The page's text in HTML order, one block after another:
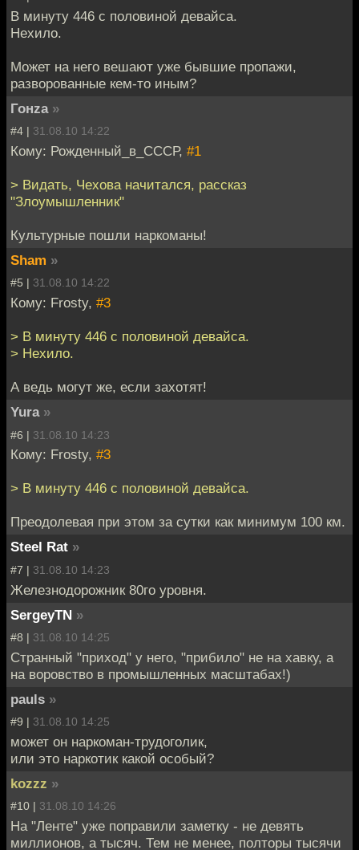
В минуту 446 с половиной девайса.
Нехило.
Может на него вешают уже бывшие пропажи,
разворованные кем-то иным?
Гонzа »
#4 | 31.08.10 14:22
Кому: Рожденный_в_СССР, #1
> Видать, Чехова начитался, рассказ
"Злоумышленник"
Культурные пошли наркоманы!
Sham »
#5 | 31.08.10 14:22
Кому: Frosty, #3
> В минуту 446 с половиной девайса.
> Нехило.
А ведь могут же, если захотят!
Yura »
#6 | 31.08.10 14:23
Кому: Frosty, #3
> В минуту 446 с половиной девайса.
Преодолевая при этом за сутки как минимум 100 км.
Steel Rat »
#7 | 31.08.10 14:23
Железнодорожник 80го уровня.
SergeyTN »
#8 | 31.08.10 14:25
Странный "приход" у него, "прибило" не на хавку, а
на воровство в промышленных масштабах!)
pauls »
#9 | 31.08.10 14:25
может он наркоман-трудоголик,
или это наркотик какой особый?
kozzz »
#10 | 31.08.10 14:26
На "Ленте" уже поправили заметку - не девять
миллионов, а тысяч. Тем не менее, полторы тысячи